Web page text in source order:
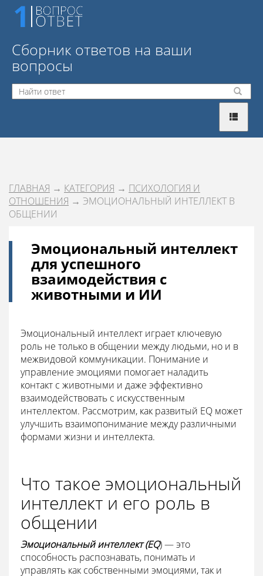
Сборник ответов на ваши
вопросы
ГЛАВНАЯ → КАТЕГОРИЯ → ПСИХОЛОГИЯ И
ОТНОШЕНИЯ → ЭМОЦИОНАЛЬНЫЙ ИНТЕЛЛЕКТ В
ОБЩЕНИИ
Эмоциональный интеллект
для успешного
взаимодействия с
животными и ИИ
Эмоциональный интеллект играет ключевую
роль не только в общении между людьми, но и в
межвидовой коммуникации. Понимание и
управление эмоциями помогает наладить
контакт с животными и даже эффективно
взаимодействовать с искусственным
интеллектом. Рассмотрим, как развитый EQ может
улучшить взаимопонимание между различными
формами жизни и интеллекта.
Что такое эмоциональный
интеллект и его роль в
общении
Эмоциональный интеллект (EQ) — это
способность распознавать, понимать и
управлять как собственными эмоциями, так и